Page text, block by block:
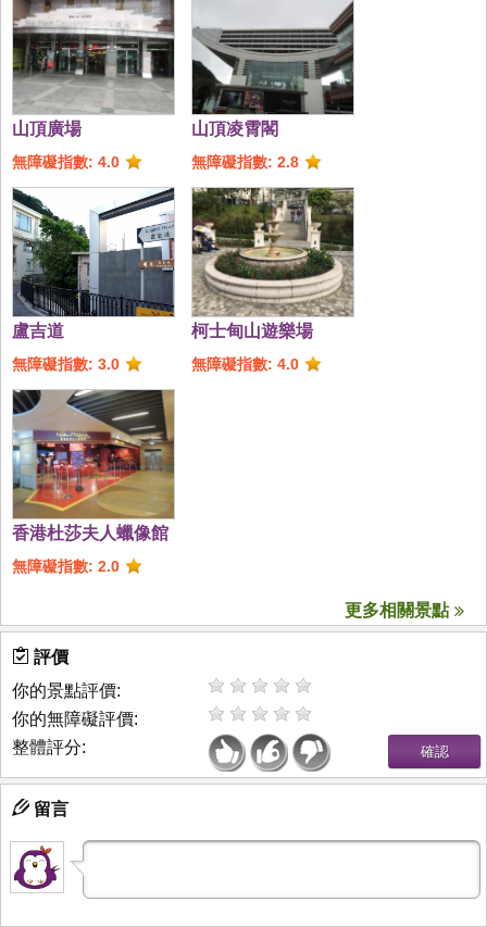
山頂廣場
無障礙指數: 4.0
山頂凌霄閣
無障礙指數: 2.8
盧吉道
無障礙指數: 3.0
柯士甸山遊樂場
無障礙指數: 4.0
香港杜莎夫人蠟像館
無障礙指數: 2.0
更多相關景點
評價
你的景點評價:
你的無障礙評價:
整體評分:
留言